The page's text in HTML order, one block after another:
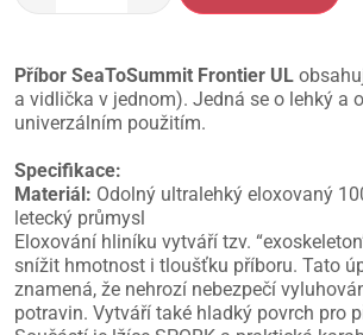
Příbor SeaToSummit Frontier UL
a vidlička v jednom). Jedná se o lehký a
univerzálním použitím.
Specifikace:
Materiál: Odolný ultralehký eloxovaný
letecký průmysl
Eloxování hliníku vytváří tzv.
snížit hmotnost i tloušťku příboru. Tato
znamená, že nehrozí nebezpečí
potravin. Vytváří také hladký povrch pro